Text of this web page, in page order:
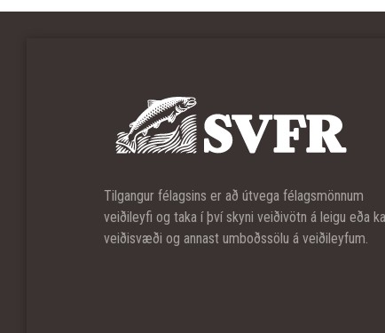
Tilgangur félagsins er að útvega félagsmönnum
veiðileyfi og taka í því skyni veiðivötn á leigu eða
veiðisvæði og annast umboðssölu á veiðileyfum.